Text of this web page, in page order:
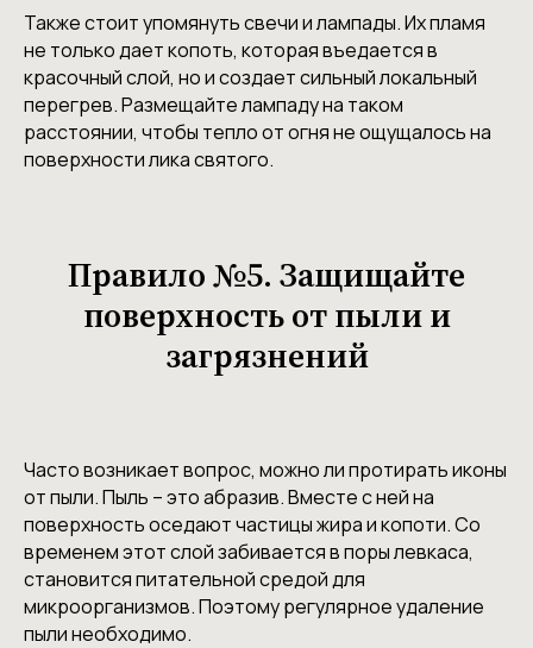
Также стоит упомянуть свечи и лампады. Их пламя
не только дает копоть, которая въедается в
красочный слой, но и создает сильный локальный
перегрев. Размещайте лампаду на таком
расстоянии, чтобы тепло от огня не ощущалось на
поверхности лика святого.
Правило №5. Защищайте
поверхность от пыли и
загрязнений
Часто возникает вопрос, можно ли протирать иконы
от пыли. Пыль – это абразив. Вместе с ней на
поверхность оседают частицы жира и копоти. Со
временем этот слой забивается в поры левкаса,
становится питательной средой для
микроорганизмов. Поэтому регулярное удаление
пыли необходимо.